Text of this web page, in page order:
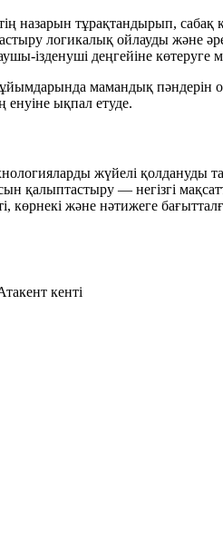
назарын тұрақтандырып,
логикалық ойлауды және
ізденуші деңгейіне көтеруге
мамандық пәндерін
енуіне ықпал етуде.
жүйелі қолдануды
қалыптастыру — негізгі
көрнекі және нәтижеге
кенті